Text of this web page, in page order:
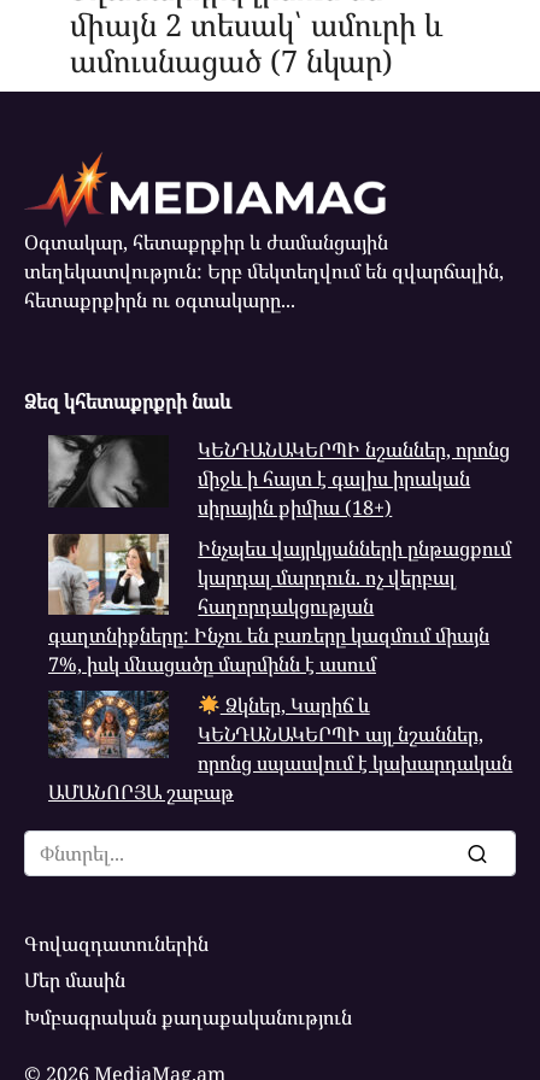
միայն 2 տեսակ՝ ամուրի և
ամուսնացած (7 նկար)
Օգտակար, հետաքրքիր և ժամանցային
տեղեկատվություն: Երբ մեկտեղվում են զվարճալին,
հետաքրքիրն ու օգտակարը...
Ձեզ կհետաքրքրի նաև
ԿԵՆԴԱՆԱԿԵՐՊԻ նշաններ, որոնց
միջև ի հայտ է գալիս իրական
սիրային քիմիա (18+)
Ինչպես վայրկյանների ընթացքում
կարդալ մարդուն. ոչ վերբալ
հաղորդակցության
գաղտնիքները: Ինչու են բառերը կազմում միայն
7%, իսկ մնացածը մարմինն է ասում
Ձկներ, Կարիճ և
ԿԵՆԴԱՆԱԿԵՐՊԻ այլ նշաններ,
որոնց սպասվում է կախարդական
ԱՄԱՆՈՐՅԱ շաբաթ
Search
for:
Գովազդատուներին
Մեր մասին
Խմբագրական քաղաքականություն
© 2026 MediaMag.am